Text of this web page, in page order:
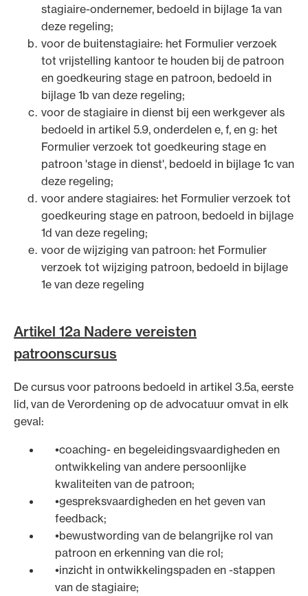
stagiaire-ondernemer, bedoeld in bijlage 1a van
deze regeling;
voor de buitenstagiaire: het Formulier verzoek
tot vrijstelling kantoor te houden bij de patroon
en goedkeuring stage en patroon, bedoeld in
bijlage 1b van deze regeling;
voor de stagiaire in dienst bij een werkgever als
bedoeld in artikel 5.9, onderdelen e, f, en g: het
Formulier verzoek tot goedkeuring stage en
patroon 'stage in dienst', bedoeld in bijlage 1c van
deze regeling;
voor andere stagiaires: het Formulier verzoek tot
goedkeuring stage en patroon, bedoeld in bijlage
1d van deze regeling;
voor de wijziging van patroon: het Formulier
verzoek tot wijziging patroon, bedoeld in bijlage
1e van deze regeling
Artikel 12a Nadere vereisten
patroonscursus
De cursus voor patroons bedoeld in artikel 3.5a, eerste
lid, van de Verordening op de advocatuur omvat in elk
geval:
coaching- en begeleidingsvaardigheden en
ontwikkeling van andere persoonlijke
kwaliteiten van de patroon;
gespreksvaardigheden en het geven van
feedback;
bewustwording van de belangrijke rol van
patroon en erkenning van die rol;
inzicht in ontwikkelingspaden en -stappen
van de stagiaire;